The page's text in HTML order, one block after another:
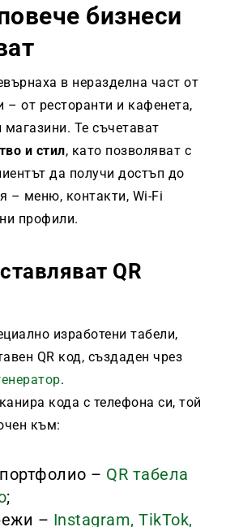
бизнеси
в неразделна част от
– от ресторанти и кафенета,
Те съчетават
и стил, като позволяват с
да получи достъп до
– меню, контакти, Wi-Fi
профили.
QR
изработени табели,
QR код, създаден чрез
.
кода с телефона си, той
към:
– QR табела
;
– Instagram, TikTok,